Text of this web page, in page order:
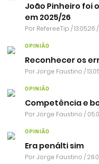
João Pinheiro foi
em 2025/26
Por RefereeTip / 13.05.26 /
OPINIÃO
Reconhecer os
PorJorge Faustino /
OPINIÃO
Competência e
PorJorge Faustino /
OPINIÃO
Era penálti sim
PorJorge Faustino /